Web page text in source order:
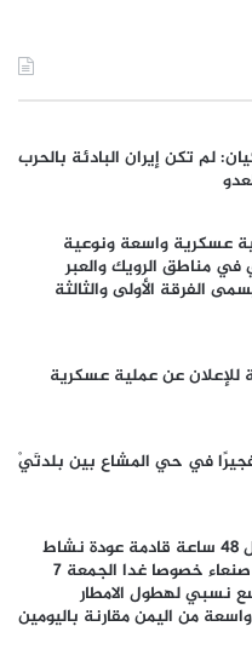
لم تكن إيران البادئة بالحرب
عسكرية واسعة ونوعية
مناطق الرويك والعبر
الفرقة الأولى والثالثة
للإعلان عن عملية عسكرية
في حي المشاع بين بلدتَيْ
الفلكي عدنان الشوافي: متوقع خلال 48 ساعة قادمة عودة نشاط
الأمطار على اجزاء واسعة من الامانة صنعاء خصوصا غدا الجمعة 7
توسع نسبي لهطول الامطار
من اليمن مقارنة باليومين